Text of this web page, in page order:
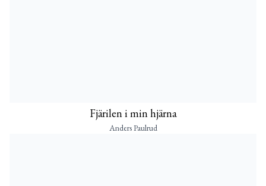
Fjärilen i min hjärna
Anders Paulrud